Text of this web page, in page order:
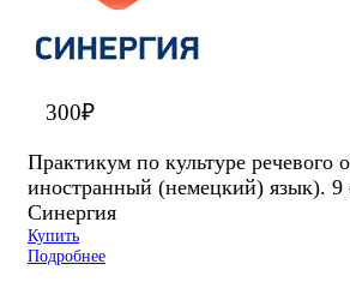
300₽
Практикум по культуре речевого
иностранный (немецкий) язык). 9
Синергия
Купить
Подробнее